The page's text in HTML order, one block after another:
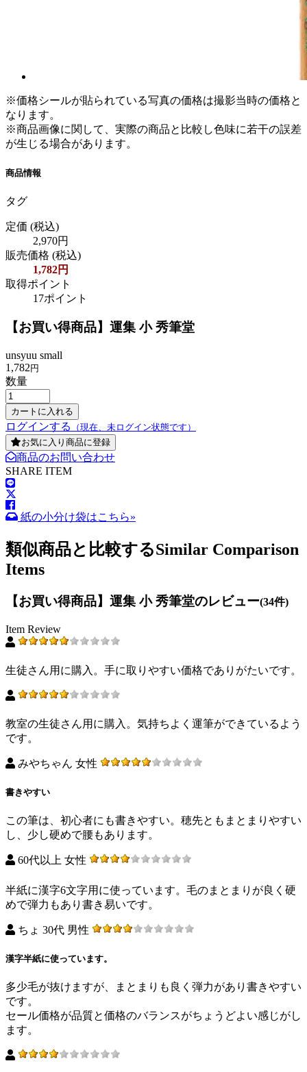
※価格シールが貼られている写真の価格は撮影当時の価格と
なります。
※商品画像に関して、実際の商品と比較し色味に若干の誤差
が生じる場合があります。
商品情報
タグ
定価 (税込)
2,970円
販売価格 (税込)
1,782円
取得ポイント
17ポイント
【お買い得商品】運集 小 秀筆堂
unsyuu small
1,782 円
数量
ログインする
（現在、未ログイン状態です）
お気に入り商品に登録
商品のお問い合わせ
SHARE ITEM
紙の小分け袋はこちら»
類似商品と比較するSimilar Comparison
Items
【お買い得商品】運集 小 秀筆堂のレビュー(34件)
Item Review
生徒さん用に購入。手に取りやすい価格でありがたいです。
教室の生徒さん用に購入。気持ちよく運筆ができているよう
です。
みやちゃん 女性
書きやすい
この筆は、初心者にも書きやすい。穂先ともまとまりやすい
し、少し硬めで腰もあります。
60代以上 女性
半紙に漢字6文字用に使っています。毛のまとまりが良く硬
めで弾力もあり書き易いです。
ちょ 30代 男性
漢字半紙に使っています。
多少毛が抜けますが、まとまりも良く弾力があり書きやすい
です。
セール価格が品質と価格のバランスがちょうどよい感じがし
ます。